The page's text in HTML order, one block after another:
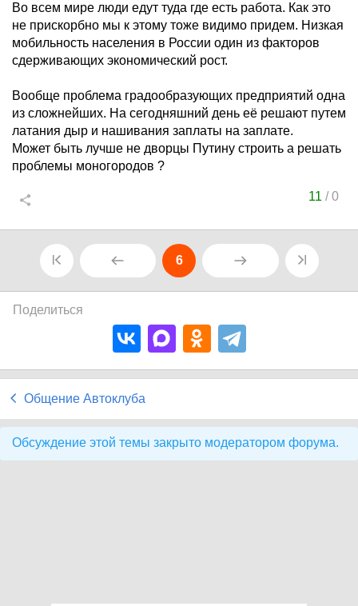
Во всем мире люди едут туда где есть работа. Как это
не прискорбно мы к этому тоже видимо придем. Низкая
мобильность населения в России один из факторов
сдерживающих экономический рост.
Вообще проблема градообразующих предприятий одна
из сложнейших. На сегодняшний день её решают путем
латания дыр и нашивания заплаты на заплате.
Может быть лучше не дворцы Путину строить а решать
проблемы моногородов ?
11 /0
6
Поделиться
Общение Автоклуба
Обсуждение этой темы закрыто модератором форума.